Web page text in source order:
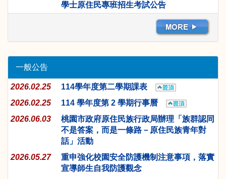
學士原住民專班招生考試公告
一般公告
2026.02.25
114學年度第二學期課表
2026.02.25
114 學年度第 2 學期行事曆
2026.06.03
桃園市政府原住民族行政局辦理「族群認同
不是答案，而是一條路－原住民族青年對
話」活動
2026.05.27
重申強化校園安全防護機制注意事項，落實
宣導師生自我防護觀念